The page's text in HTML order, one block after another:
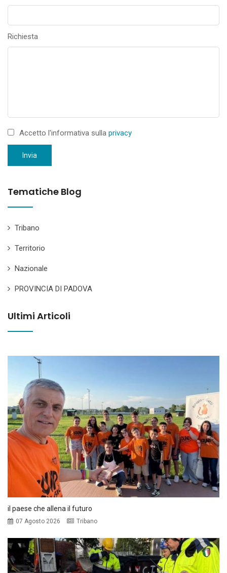
Richiesta
Accetto l'informativa sulla privacy
Invia
Tematiche Blog
Tribano
Territorio
Nazionale
PROVINCIA DI PADOVA
Ultimi Articoli
il paese che allena il futuro
07 Agosto 2026 Tribano